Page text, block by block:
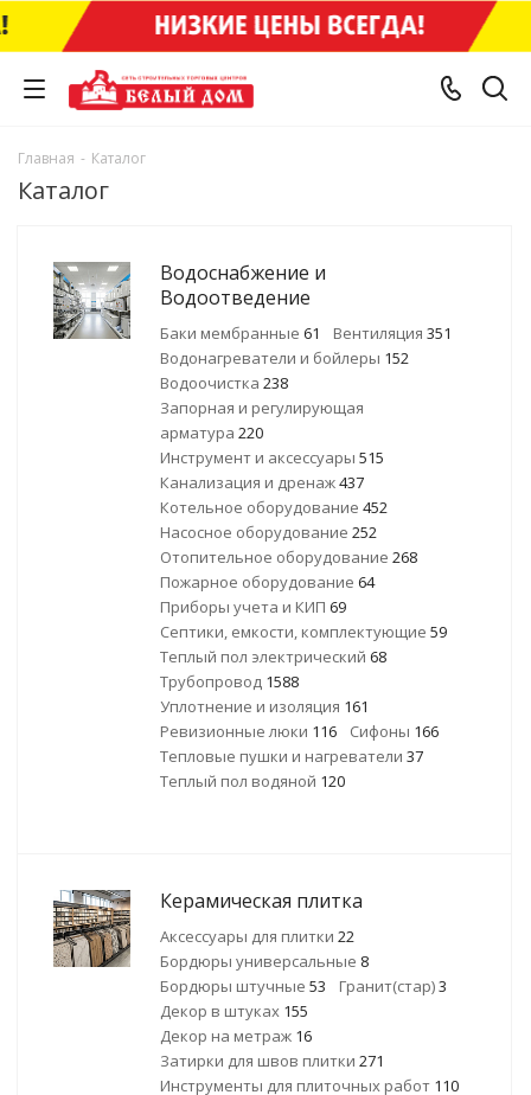
Главная - Каталог
Каталог
Водоснабжение и
Водоотведение
Баки мембранные 61 Вентиляция 351
Водонагреватели и бойлеры 152
Водоочистка 238
Запорная и регулирующая
арматура 220
Инструмент и аксессуары 515
Канализация и дренаж437
Котельное оборудование 452
Насосное оборудование 252
Отопительное оборудование 268
Пожарное оборудование 64
Приборы учета и КИП 69
Септики, емкости, комплектующие 59
Теплый пол электрический 68
Трубопровод 1588
Уплотнение и изоляция 161
Ревизионные люки 116 Сифоны 166
Тепловые пушки и нагреватели 37
Теплый пол водяной 120
Керамическая плитка
Аксессуары для плитки 22
Бордюры универсальные 8
Бордюры штучные 53 Гранит(стар)3
Декор в штуках 155
Декор на метраж 16
Затирки для швов плитки 271
Инструменты для плиточных работ 110